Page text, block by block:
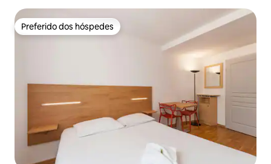
Preferido dos hóspedes
Preferido dos hóspedes